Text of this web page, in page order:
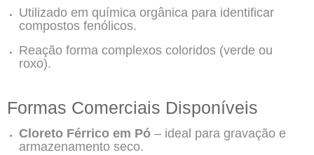
Utilizado em química orgânica para identificar
compostos fenólicos.
Reação forma complexos coloridos (verde ou
roxo).
Formas Comerciais Disponíveis
Cloreto Férrico em Pó – ideal para gravação e
armazenamento seco.